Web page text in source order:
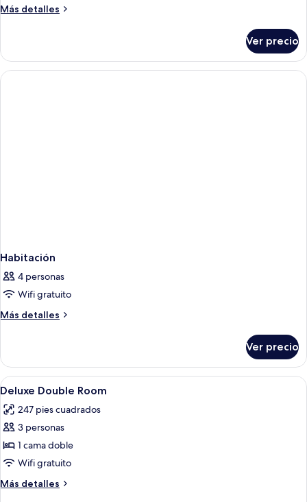
no
closed
window)
Más detalles
Más
familiar
(Some
rooms
Ver precio
Habitación
4 personas
Wifi gratuito
Más detalles
Más
Ver precio
Abrir
todas
las
fotos
de
Deluxe
Double
Room
Ropa de cama de alta calidad,
4
Deluxe Double Room
247 pies cuadrados
3 personas
1 cama doble
Wifi gratuito
Más detalles
Más